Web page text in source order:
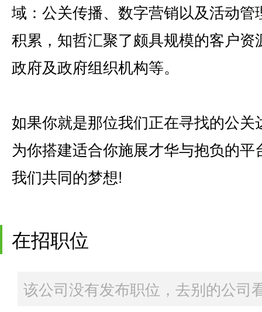
域：公关传播、数字营销以及活动
积累，知哲汇聚了颇具规模的客户
政府及政府组织机构等。
如果你就是那位我们正在寻找的公
为你搭建适合你施展才华与抱负的
我们共同的梦想!
在招职位
该公司没有发布职位，去别的公司